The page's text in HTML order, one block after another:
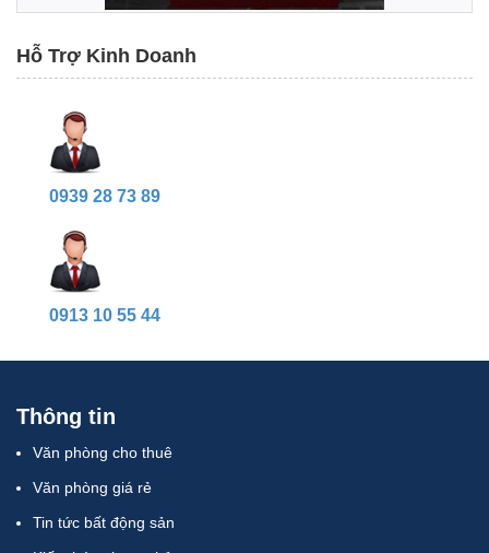
Hỗ Trợ Kinh Doanh
0939 28 73 89
0913 10 55 44
Thông tin
Văn phòng cho thuê
Văn phòng giá rẻ
Tin tức bất động sản